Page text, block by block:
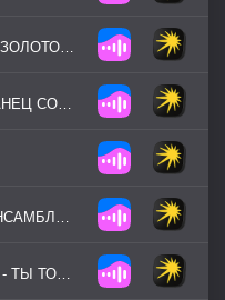
НАДЕЖДА КАДЫШЕВА / ЗОЛОТОЕ КОЛЬЦО - ЧЁРНЫЙ ВОРОН
МАРИНА ДЕВЯТОВА - ТАНЕЦ СОЛНЦА И ОГНЯ
НАДЕЖДА БАБКИНА / АНСАМБЛЬ РУССКАЯ ПЕСНЯ - НА ГОРЕ КОЛХОЗ
АНСАМБЛЬ ЛЮБОЖИТЬ - ТЫ ТОЛЬКО ЖДИ